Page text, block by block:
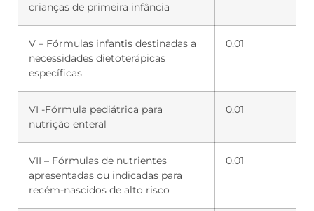
crianças de primeira infância
V – Fórmulas infantis destinadas a
necessidades dietoterápicas
específicas
0,01
VI -Fórmula pediátrica para
nutrição enteral
0,01
VII – Fórmulas de nutrientes
apresentadas ou indicadas para
recém-nascidos de alto risco
0,01